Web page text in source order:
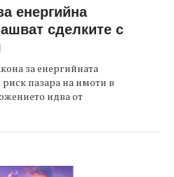
енергийна
сделките с
за енергийната
пазара на имоти в
идва от